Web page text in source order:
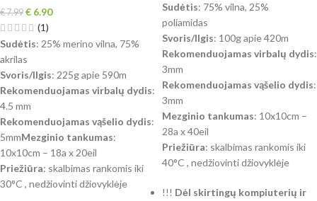
€7.99 € 6.90
(1)
Sudėtis: 25% merino vilna, 75%
akrilas
Svoris/Ilgis: 225g apie 590m
Rekomenduojamas virbalų dydis:
4.5 mm
Rekomenduojamas vąšelio dydis:
5mmMezginio tankumas:
10x10cm – 18a x 20eil
Priežiūra: skalbimas rankomis iki
30°C , nedžiovinti džiovyklėje
Sudėtis: 75% vilna, 25%
poliamidas
Svoris/Ilgis: 100g apie 420m
Rekomenduojamas virbalų dydis:
3mm
Rekomenduojamas vąšelio dydis:
3mm
Mezginio tankumas: 10x10cm –
28a x 40eil
Priežiūra: skalbimas rankomis iki
40°C , nedžiovinti džiovyklėje
!!! Dėl skirtingų kompiuterių ir